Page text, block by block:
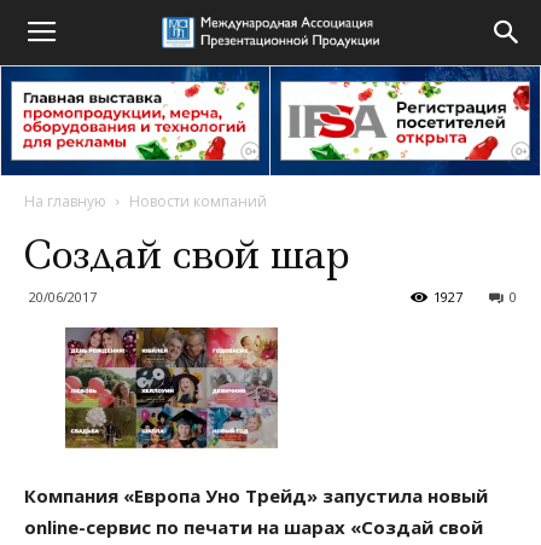
На главную Новости компаний
Создай свой шар
20/06/2017 0
1927
Компания «Европа Уно Трейд» запустила новый
online-сервис по печати на шарах «Создай свой